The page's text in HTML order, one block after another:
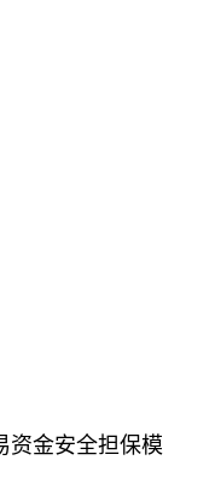
资金安全担保模